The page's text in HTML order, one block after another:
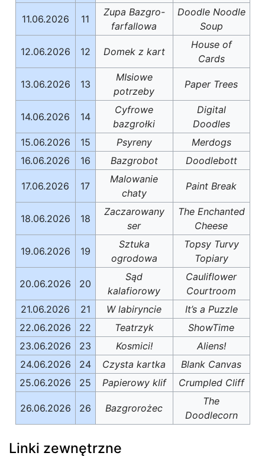
11.06.2026 11
Zupa Bazgro-
farfallowa
Doodle Noodle
Soup
12.06.2026 12 Domek z kart
House of
Cards
13.06.2026 13
MIsiowe
potrzeby
Paper Trees
14.06.2026 14
Cyfrowe
bazgrołki
Digital
Doodles
15.06.2026
15 Psyreny
Merdogs
16.06.2026
16 Bazgrobot Doodlebott
17.06.2026 17
Malowanie
chaty
Paint Break
18.06.2026 18
Zaczarowany
ser
The Enchanted
Cheese
19.06.2026 19
Sztuka
ogrodowa
Topsy Turvy
Topiary
20.06.2026 20
Sąd
kalafiorowy
Cauliflower
Courtroom
21.06.2026
21 W labiryncie
It’s a Puzzle
22.06.2026
22 Teatrzyk
ShowTime
23.06.2026
23 Kosmici!
Aliens!
24.06.2026
24 Czysta kartka
Blank Canvas
25.06.2026
25 Papierowy klif Crumpled Cliff
26.06.2026 26 Bazgrorożec
The
Doodlecorn
Linki zewnętrzne